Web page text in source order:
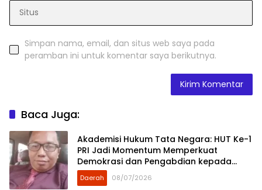
Simpan nama, email, dan situs web saya pada
peramban ini untuk komentar saya berikutnya.
Baca Juga:
Akademisi Hukum Tata Negara: HUT Ke-1
PRI Jadi Momentum Memperkuat
Demokrasi dan Pengabdian kepada
Rakyat
Daerah 08/07/2026